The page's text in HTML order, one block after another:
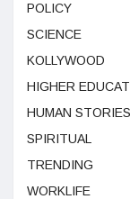
POLICY
SCIENCE
KOLLYWOOD
HIGHER
HUMAN STORIES
SPIRITUAL
TRENDING
WORKLIFE